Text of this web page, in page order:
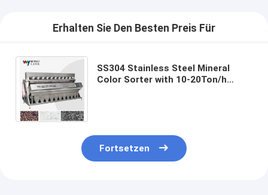
Erhalten Sie Den Besten Preis Für
SS304 Stainless Steel Mineral
Color Sorter with 10-20Ton/h
Fortsetzen